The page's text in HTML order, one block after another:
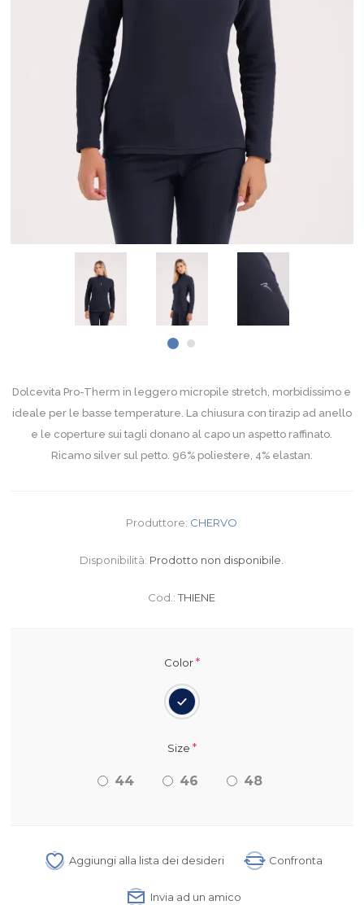
Dolcevita Pro-Therm in leggero micropile stretch, morbidissimo e
ideale per le basse temperature. La chiusura con tirazip ad anello
e le coperture sui tagli donano al capo un aspetto raffinato.
Ricamo silver sul petto. 96% poliestere, 4% elastan.
Produttore: CHERVO
Disponibilità: Prodotto non disponibile.
Cod.: THIENE
Color*
Size *
44 46 48
Aggiungi alla lista dei desideri Confronta
Invia ad un amico